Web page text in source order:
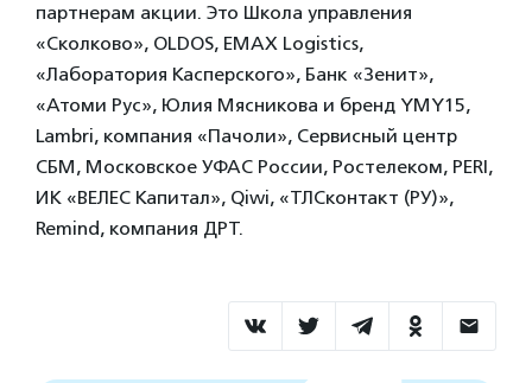
партнерам акции. Это Школа управления
«Сколково», OLDOS, EMAX Logistics,
«Лаборатория Касперского», Банк «Зенит»,
«Атоми Рус», Юлия Мясникова и бренд YMY15,
Lambri, компания «Пачоли», Сервисный центр
СБМ, Московское УФАС России, Ростелеком, PERI,
ИК «ВЕЛЕС Капитал», Qiwi, «ТЛСконтакт (РУ)»,
Remind, компания ДРТ.